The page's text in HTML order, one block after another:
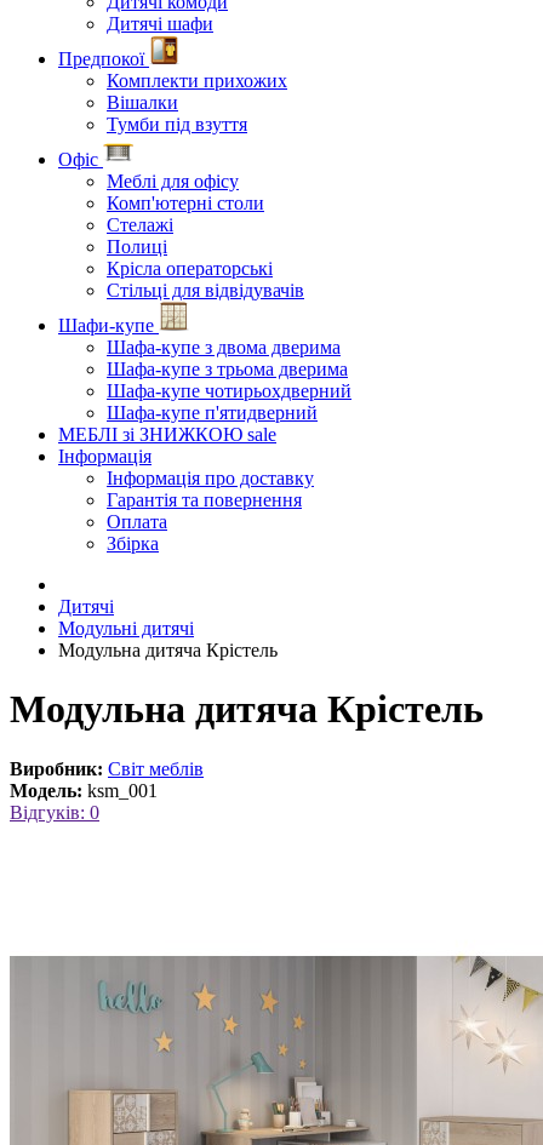
Дитячі шафи
Предпокої
Комплекти прихожих
Вішалки
Тумби під взуття
Офіс
Меблі для офісу
Комп'ютерні столи
Стелажі
Полиці
Крісла операторські
Стільці для відвідувачів
Шафи-купе
Шафа-купе з двома дверима
Шафа-купе з трьома дверима
Шафа-купе чотирьохдверний
Шафа-купе п'ятидверний
МЕБЛІ зі ЗНИЖКОЮ sale
Інформація
Інформація про доставку
Гарантія та повернення
Оплата
Збірка
Дитячі
Модульні дитячі
Модульна дитяча Крістель
Модульна дитяча Крістель
Виробник: Світ меблів
Модель: ksm_001
Відгуків: 0